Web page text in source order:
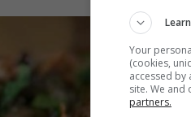
Your
(cookies,
accessed by
site. We
partners.